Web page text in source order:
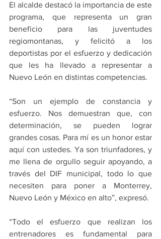
El alcalde destacó la importancia de este
programa, que representa un gran
beneficio para las juventudes
regiomontanas, y felicitó a los
deportistas por el esfuerzo y dedicación
que les ha llevado a representar a
Nuevo León en distintas competencias.
“Son un ejemplo de constancia y
esfuerzo. Nos demuestran que, con
determinación, se pueden lograr
grandes cosas. Para mí es un honor estar
aquí con ustedes. Ya son triunfadores, y
me llena de orgullo seguir apoyando, a
través del DIF municipal, todo lo que
necesiten para poner a Monterrey,
Nuevo León y México en alto”, expresó.
“Todo el esfuerzo que realizan los
entrenadores es fundamental para